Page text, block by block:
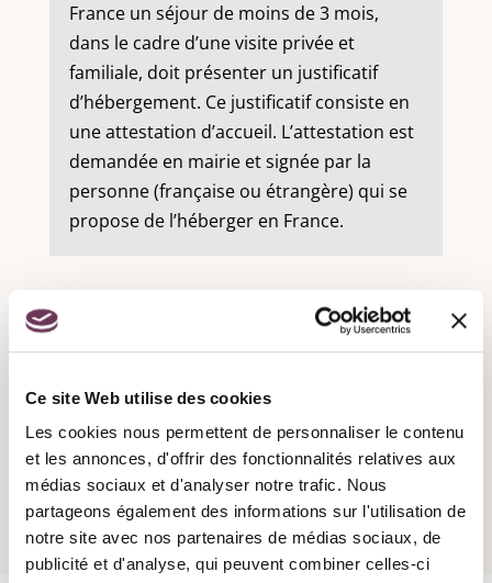
Ce site Web utilise des cookies
Les cookies nous permettent de personnaliser le contenu
et les annonces, d'offrir des fonctionnalités relatives aux
médias sociaux et d'analyser notre trafic. Nous
partageons également des informations sur l'utilisation de
notre site avec nos partenaires de médias sociaux, de
publicité et d'analyse, qui peuvent combiner celles-ci
France un séjour de moins de 3 mois,
dans le cadre d’une visite privée et
familiale, doit présenter un justificatif
d’hébergement. Ce justificatif consiste en
une attestation d’accueil. L’attestation est
demandée en mairie et signée par la
personne (française ou étrangère) qui se
propose de l’héberger en France.
Recensement militaire :
Attestation d'accueil :